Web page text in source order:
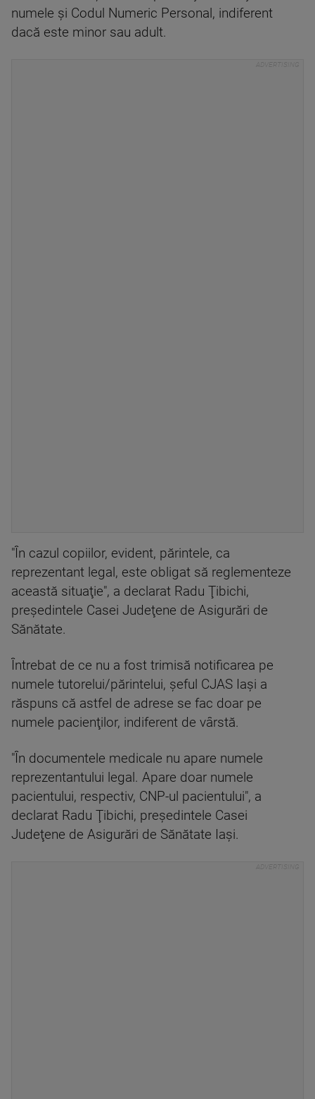
numele şi Codul Numeric Personal, indiferent
dacă este minor sau adult.
"În cazul copiilor, evident, părintele, ca
reprezentant legal, este obligat să reglementeze
această situaţie", a declarat Radu Ţibichi,
preşedintele Casei Judeţene de Asigurări de
Sănătate.
Întrebat de ce nu a fost trimisă notificarea pe
numele tutorelui/părintelui, şeful CJAS Iaşi a
răspuns că astfel de adrese se fac doar pe
numele pacienţilor, indiferent de vârstă.
"În documentele medicale nu apare numele
reprezentantului legal. Apare doar numele
pacientului, respectiv, CNP-ul pacientului", a
declarat Radu Ţibichi, preşedintele Casei
Judeţene de Asigurări de Sănătate Iaşi.